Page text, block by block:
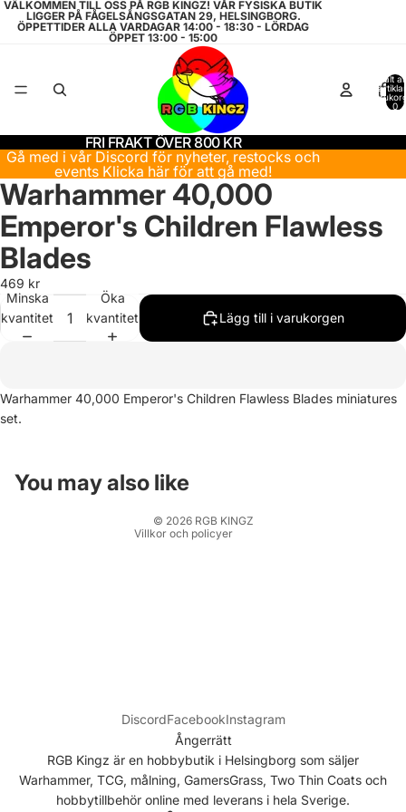
VÄLKOMMEN TILL OSS PÅ RGB KINGZ! VÅR FYSISKA BUTIK
LIGGER PÅ FÅGELSÅNGSGATAN 29, HELSINGBORG.
ÖPPETTIDER ALLA VARDAGAR 14:00 - 18:30 - LÖRDAG
ÖPPET 13:00 - 15:00
Totalt
0
FRI FRAKT ÖVER 800 KR
Gå med i vår Discord för nyheter, restocks och
events Klicka här för att gå med!
Warhammer 40,000
Emperor's Children Flawless
Blades
469 kr
Minska
kvantitet
Öka
kvantitet
Lägg till i varukorgen
Warhammer 40,000 Emperor's Children Flawless Blades miniatures
set.
You may also like
© 2026 RGB KINGZ
Villkor och policyer
Integritetspolicy
Kontaktinformation
DiscordFacebookInstagram
Ångerrätt
RGB Kingz är en hobbybutik i Helsingborg som säljer
Warhammer, TCG, målning, GamersGrass, Two Thin Coats och
hobbytillbehör online med leverans i hela Sverige.